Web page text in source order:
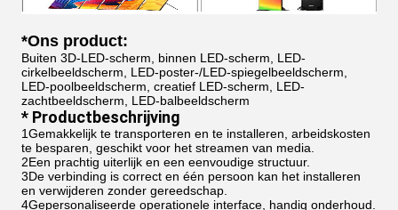
*Ons product:
Buiten 3D-LED-scherm, binnen LED-scherm, LED-
cirkelbeeldscherm, LED-poster-/LED-spiegelbeeldscherm,
LED-poolbeeldscherm, creatief LED-scherm, LED-
zachtbeeldscherm, LED-balbeeldscherm
* Productbeschrijving
1Gemakkelijk te transporteren en te installeren, arbeidskosten
te besparen, geschikt voor het streamen van media.
2Een prachtig uiterlijk en een eenvoudige structuur.
3De verbinding is correct en één persoon kan het installeren
en verwijderen zonder gereedschap.
4Gepersonaliseerde operationele interface, handig onderhoud.